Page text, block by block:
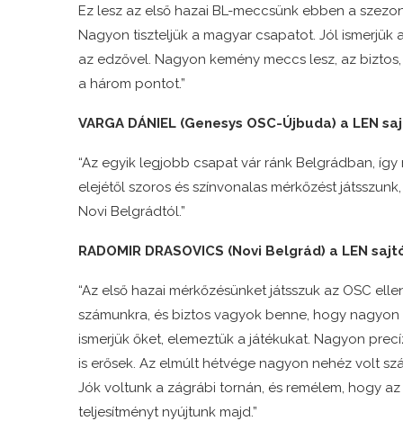
Ez lesz az első hazai BL-meccsünk ebben a
Nagyon tiszteljük a magyar csapatot. Jól
az edzővel. Nagyon kemény meccs lesz, az
a három pontot.”
VARGA DÁNIEL (Genesys OSC-Újbuda) a LEN
“Az egyik legjobb csapat vár ránk Belgrádban,
elejétől szoros és színvonalas mérkőzést
Novi Belgrádtól.”
RADOMIR DRASOVICS (Novi Belgrád) a LEN
“Az első hazai mérkőzésünket játsszuk az OSC
számunkra, és biztos vagyok benne, hogy
ismerjük őket, elemeztük a játékukat. Nagyon
is erősek. Az elmúlt hétvége nagyon nehéz volt
Jók voltunk a zágrábi tornán, és remélem, hogy
teljesítményt nyújtunk majd.”